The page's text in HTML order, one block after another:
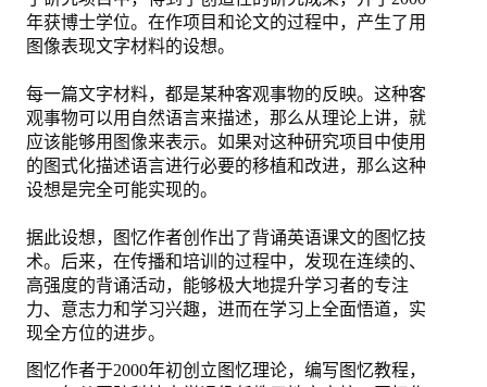
关于我们
注册/登陆
登陆
更改
退出
年获博士学位。在作项目和论文的过程中，产生了用
图像表现文字材料的设想。
每一篇文字材料，都是某种客观事物的反映。这种客
观事物可以用自然语言来描述，那么从理论上讲，就
应该能够用图像来表示。如果对这种研究项目中使用
的图式化描述语言进行必要的移植和改进，那么这种
设想是完全可能实现的。
据此设想，图忆作者创作出了背诵英语课文的图忆技
术。后来，在传播和培训的过程中，发现在连续的、
高强度的背诵活动，能够极大地提升学习者的专注
力、意志力和学习兴趣，进而在学习上全面悟道，实
现全方位的进步。
图忆作者于2000年初创立图忆理论，编写图忆教程，